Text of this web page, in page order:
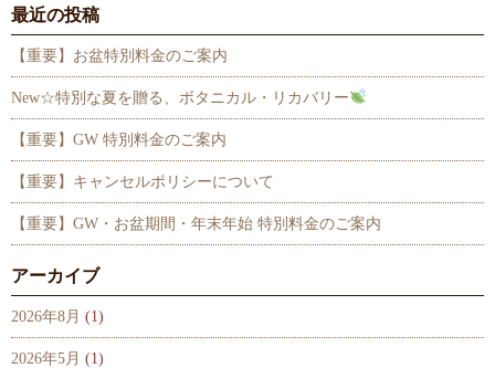
最近の投稿
【重要】お盆特別料金のご案内
New☆特別な夏を贈る、ボタニカル・リカバリー
【重要】GW 特別料金のご案内
【重要】キャンセルポリシーについて
【重要】GW・お盆期間・年末年始 特別料金のご案内
アーカイブ
2026年8月 (1)
2026年5月 (1)